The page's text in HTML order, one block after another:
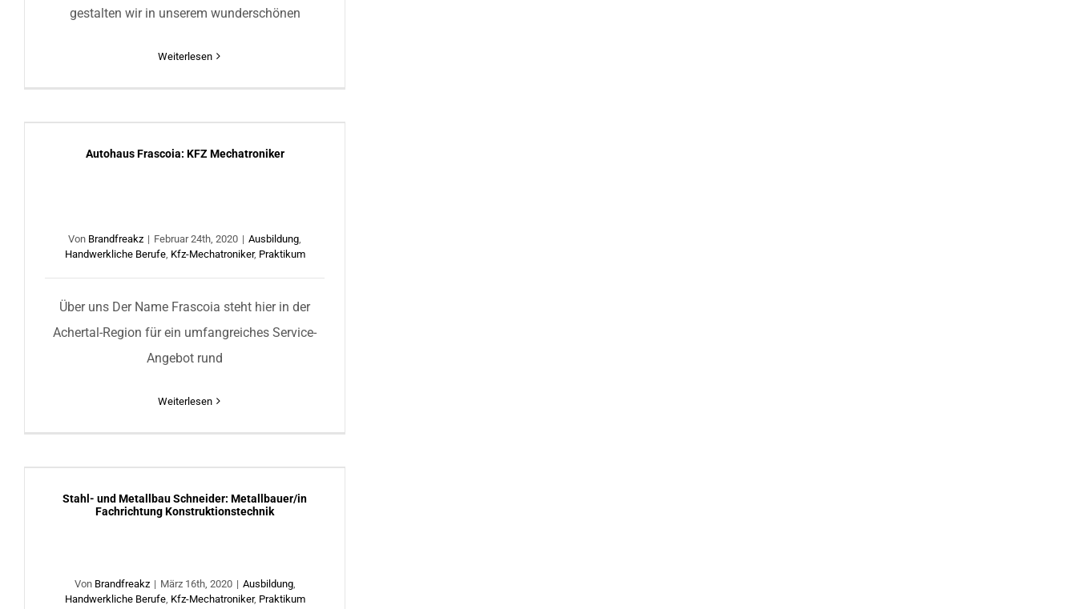
gestalten wir in unserem wunderschönen
Weiterlesen
Autohaus Frascoia: KFZ Mechatroniker
Von Brandfreakz | Februar 24th, 2020 | Ausbildung
Handwerkliche Berufe, Kfz-Mechatroniker, Praktikum
Über uns Der Name Frascoia steht hier in der
Achertal-Region für ein umfangreiches Service-
Angebot rund
Weiterlesen
Stahl- und Metallbau Schneider: Metallbauer/in
Stahl- und Metallbau Schneider: Metallbauer/in
Fachrichtung Konstruktionstechnik
Von Brandfreakz | März 16th, 2020 | Ausbildung,
Handwerkliche Berufe, Kfz-Mechatroniker, Praktikum